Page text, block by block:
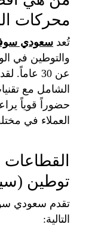
محركات
تُعد سعودي
والتوطين في
عن 30
حضوراً قوياً
العملاء في
توطين
تقدم سعودي
التالية: